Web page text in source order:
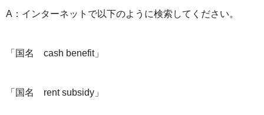
A：インターネットで以下のように検索してください。
「国名 cash benefit」
「国名 rent subsidy」